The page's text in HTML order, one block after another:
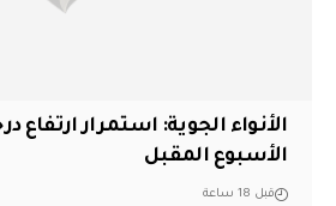
الأنواء الجوية: استمرار ارتفاع
الأسبوع المقبل
قبل 18 ساعة